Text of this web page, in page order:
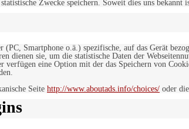
Zwecke speichern. Soweit dies uns bekannt
Smartphone o.ä.) spezifische, auf das Gerät
sie, um die statistische Daten der
eine Option mit der das Speichern von
Seite http://www.aboutads.info/choices/ oder